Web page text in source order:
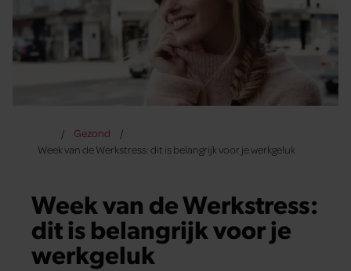
Gezond
Week van de Werkstress: dit is belangrijk voor je werkgeluk
Week van de Werkstress:
dit is belangrijk voor je
werkgeluk